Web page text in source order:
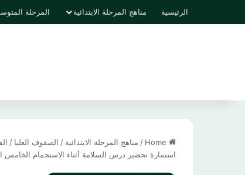
الرئيسية مناهج المرحلة الابتدائية المرحلة
/ مناهج المرحلة الابتدائية / الصفوف العليا /
استمارة تحضير درس السلامة أثناء الاستحمام الخامس الابتدائي